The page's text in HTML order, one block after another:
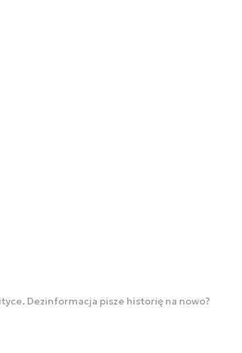
Dezinformacja pisze historię na nowo?